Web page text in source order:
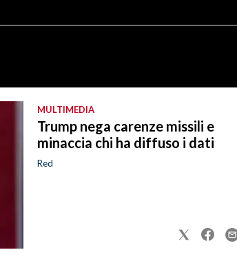
MULTIMEDIA
Trump nega carenze missili e
minaccia chi ha diffuso i dati
Red